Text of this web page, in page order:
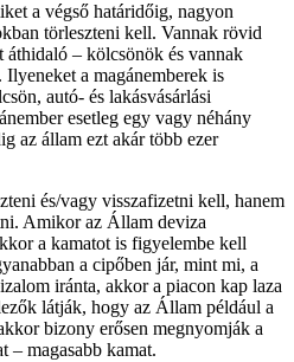
a végső határidőig, nagyon
törleszteni kell. Vannak rövid
áthidaló – kölcsönök és vannak
a magánemberek is
autó- és lakásvásárlási
esetleg egy vagy néhány
az állam ezt akár több ezer
és/vagy visszafizetni kell, hanem
Amikor az Állam deviza
a kamatot is figyelembe kell
a cipőben jár, mint mi, a
iránta, akkor a piacon kap laza
látják, hogy az Állam például a
bizony erősen megnyomják a
– magasabb kamat.